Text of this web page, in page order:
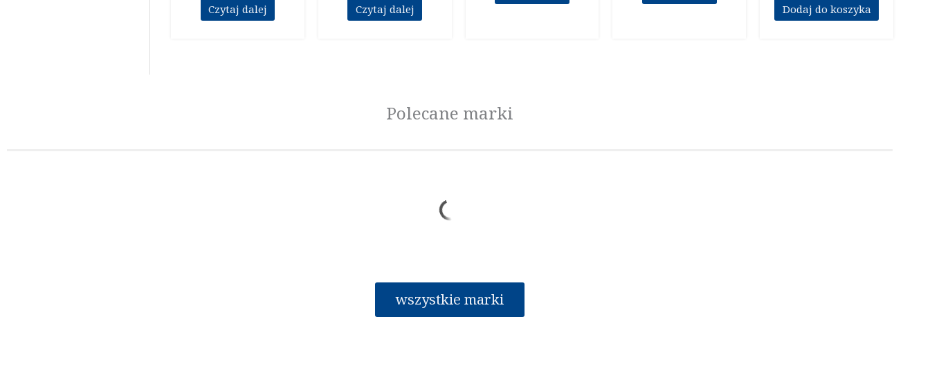
Czytaj dalej Czytaj dalej Dodaj do koszyka
Polecane marki
wszystkie marki